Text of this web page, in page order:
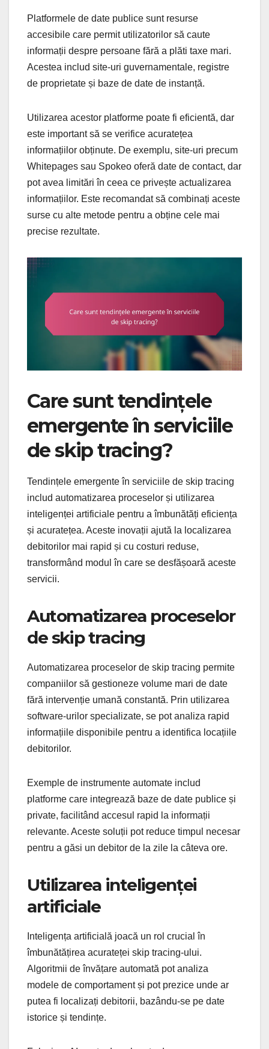
Platformele de date publice sunt resurse
accesibile care permit utilizatorilor să caute
informații despre persoane fără a plăti taxe mari.
Acestea includ site-uri guvernamentale, registre
de proprietate și baze de date de instanță.
Utilizarea acestor platforme poate fi eficientă, dar
este important să se verifice acuratețea
informațiilor obținute. De exemplu, site-uri precum
Whitepages sau Spokeo oferă date de contact, dar
pot avea limitări în ceea ce privește actualizarea
informațiilor. Este recomandat să combinați aceste
surse cu alte metode pentru a obține cele mai
precise rezultate.
Care sunt tendințele
emergente în serviciile
de skip tracing?
Tendințele emergente în serviciile de skip tracing
includ automatizarea proceselor și utilizarea
inteligenței artificiale pentru a îmbunătăți eficiența
și acuratețea. Aceste inovații ajută la localizarea
debitorilor mai rapid și cu costuri reduse,
transformând modul în care se desfășoară aceste
servicii.
Automatizarea proceselor
de skip tracing
Automatizarea proceselor de skip tracing permite
companiilor să gestioneze volume mari de date
fără intervenție umană constantă. Prin utilizarea
software-urilor specializate, se pot analiza rapid
informațiile disponibile pentru a identifica locațiile
debitorilor.
Exemple de instrumente automate includ
platforme care integrează baze de date publice și
private, facilitând accesul rapid la informații
relevante. Aceste soluții pot reduce timpul necesar
pentru a găsi un debitor de la zile la câteva ore.
Utilizarea inteligenței
artificiale
Inteligența artificială joacă un rol crucial în
îmbunătățirea acurateței skip tracing-ului.
Algoritmii de învățare automată pot analiza
modele de comportament și pot prezice unde ar
putea fi localizați debitorii, bazându-se pe date
istorice și tendințe.